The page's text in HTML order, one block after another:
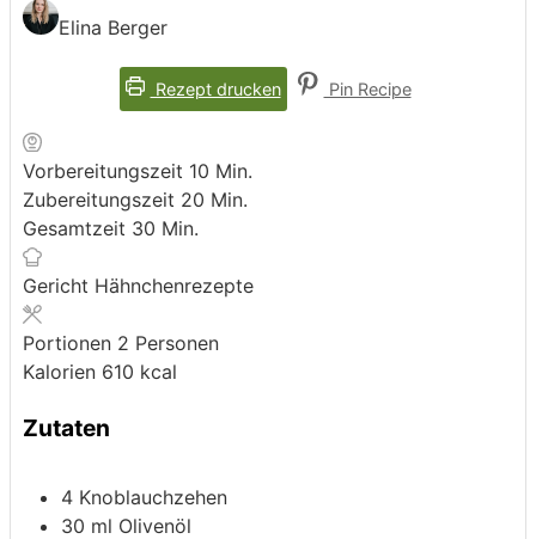
Elina Berger
Rezept drucken Pin Recipe
Vorbereitungszeit 10 Minuten
Min.
Zubereitungszeit 20 Minuten
Min.
Gesamtzeit 30 Minuten
Min.
Gericht Hähnchenrezepte
Portionen 2 Personen
Kalorien 610 kcal
Zutaten
4 Knoblauchzehen
30 ml Olivenöl